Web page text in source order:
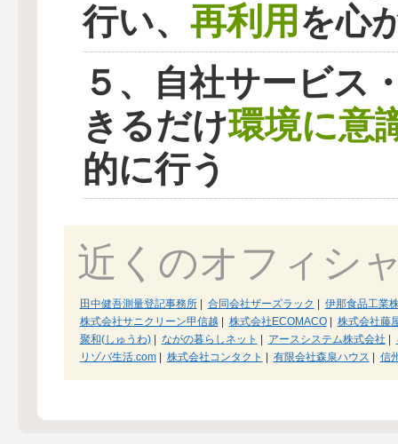
行い、 再利用を心
５、自社サービス
きるだけ環境に意
的に行う
近くのオフィシ
田中健吾測量登記事務所| 合同会社ザーズラック
伊那食品工業
株式会社サニクリーン甲信越
株式会社ECOMACO|
株式会社藤
聚和(しゅうわ)| ながの暮らしネット アースシステム株式会社
リゾバ生活.com| 株式会社コンタクト 有限会社森泉ハウス 信